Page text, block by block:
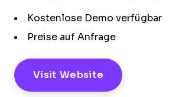
Kostenlose Demo verfügbar
Preise auf Anfrage
Visit Website